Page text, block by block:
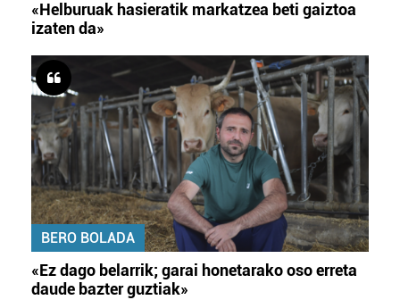
«Helburuak hasieratik markatzea beti gaiztoa
izaten da»
BERO BOLADA
«Ez dago belarrik; garai honetarako oso erreta
daude bazter guztiak»